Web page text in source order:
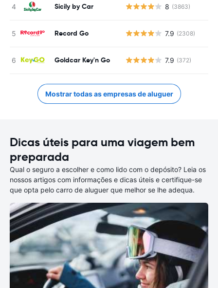
Sicily by Car 8 (3863)
Record Go 7.9 (2308)
Goldcar Key'n Go 7.9 (372)
Mostrar todas as empresas de aluguer
Dicas úteis para uma viagem bem
preparada
Qual o seguro a escolher e como lido com o depósito? Leia os
nossos artigos com informações e dicas úteis e certifique-se
que opta pelo carro de aluguer que melhor se lhe adequa.